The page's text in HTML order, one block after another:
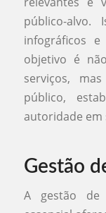
público-alvo.
infográficos
objetivo é
serviços,
público,
autoridade em
Gestão
A gestão de